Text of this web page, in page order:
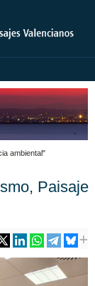
ambiental"
Paisaje